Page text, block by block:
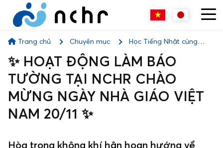
Trang chủ Chuyên mục
Học Tiếng Nhật cùng
✨ HOẠT ĐỘNG LÀM BÁO TƯỜNG TẠI NCHR CHÀO
MỪNG NGÀY NHÀ GIÁO VIỆT NAM 20/11 ✨
✨ HOẠT ĐỘNG LÀM BÁO
TƯỜNG TẠI NCHR CHÀO
MỪNG NGÀY NHÀ GIÁO VIỆT
NAM 20/11 ✨
Hòa trong không khí hân hoan hướng về